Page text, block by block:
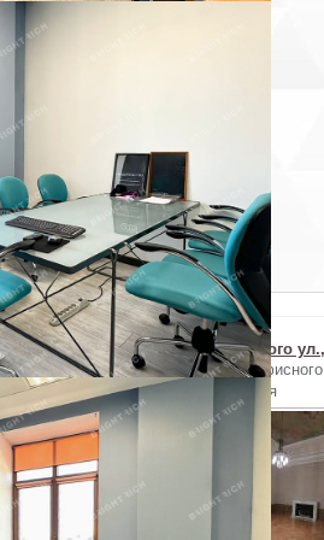
на объявление?
районе
ул.,...
офисного
помещения
Чайковского
Аренда офисного
помещения